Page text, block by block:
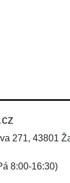
271, 43801
8:00-16:30)